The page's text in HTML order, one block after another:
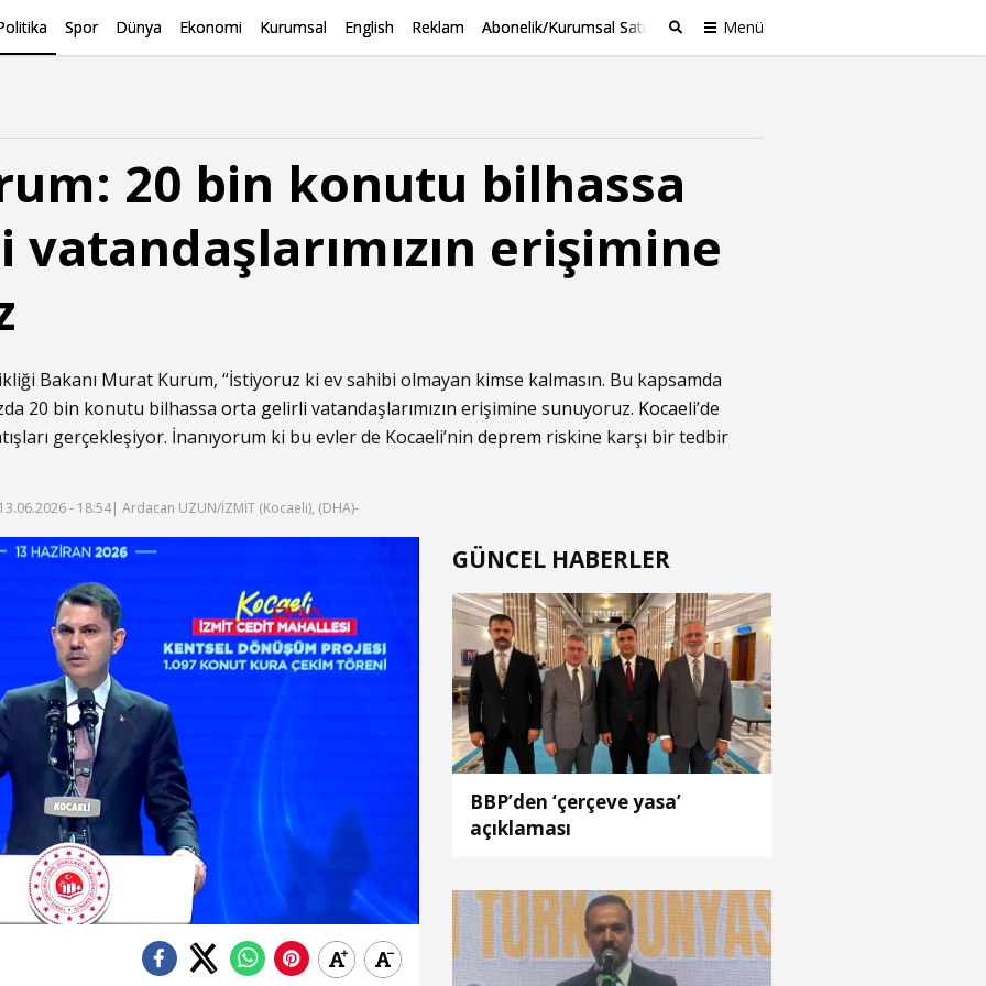
Spor Dünya Ekonomi Kurumsal English Reklam Abonelik/Kurumsal Satış Menü
20 bin konutu bilhassa
erişimine
Bakanı Murat Kurum, “İstiyoruz ki ev sahibi olmayan kimse kalmasın. Bu kapsamda
20 bin konutu bilhassa orta gelirli vatandaşlarımızın erişimine sunuyoruz. Kocaeli’de
gerçekleşiyor. İnanıyorum ki bu evler de Kocaeli’nin deprem riskine karşı bir tedbir
- 18:54| Ardacan UZUN/İZMİT (Kocaeli), (DHA)-
GÜNCEL HABERLER
BBP’den ‘çerçeve yasa’
açıklaması